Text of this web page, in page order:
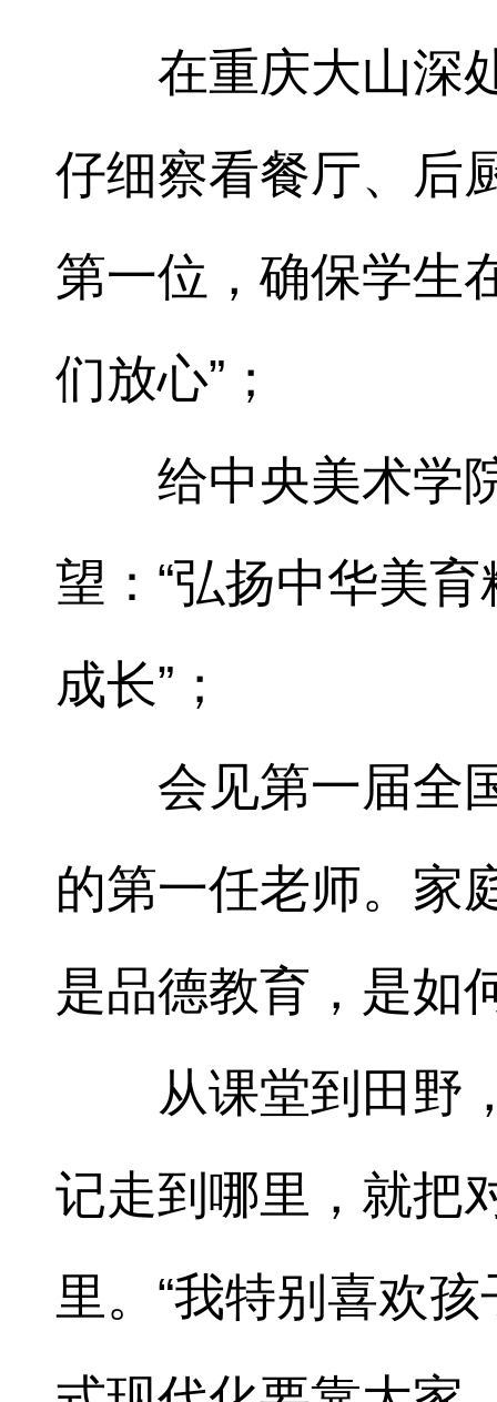
在重庆大山深
仔细察看餐厅、后
第一位，确保学生
们放心”；
给中央美术学
望：“弘扬中华美
成长”；
会见第一届全
的第一任老师。家
是品德教育，是
从课堂到田野
记走到哪里，就把
里。“我特别喜欢